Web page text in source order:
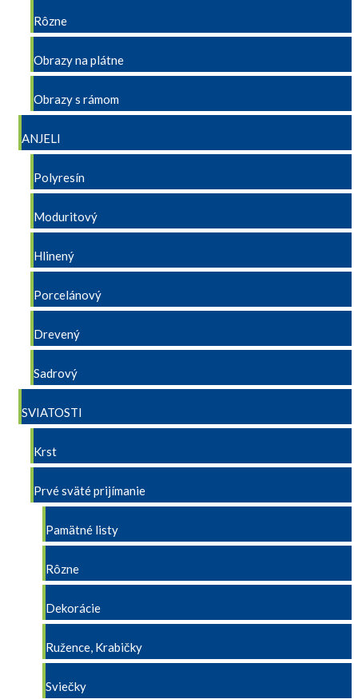
Rôzne
Obrazy na plátne
Obrazy s rámom
ANJELI
Polyresín
Moduritový
Hlinený
Porcelánový
Drevený
Sadrový
SVIATOSTI
Krst
Prvé sväté prijímanie
Pamätné listy
Rôzne
Dekorácie
Ružence, Krabičky
Sviečky